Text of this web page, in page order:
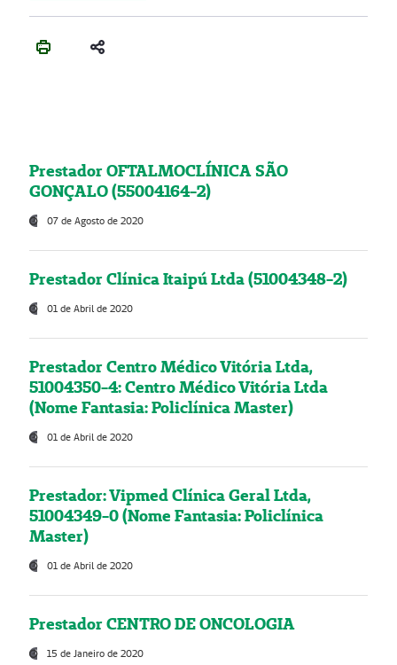
Prestador OFTALMOCLÍNICA SÃO
GONÇALO (55004164-2)
07 de Agosto de 2020
Prestador Clínica Itaipú Ltda (51004348-2)
01 de Abril de 2020
Prestador Centro Médico Vitória Ltda,
51004350-4: Centro Médico Vitória Ltda
(Nome Fantasia: Policlínica Master)
01 de Abril de 2020
Prestador: Vipmed Clínica Geral Ltda,
51004349-0 (Nome Fantasia: Policlínica
Master)
01 de Abril de 2020
Prestador CENTRO DE ONCOLOGIA
15 de Janeiro de 2020